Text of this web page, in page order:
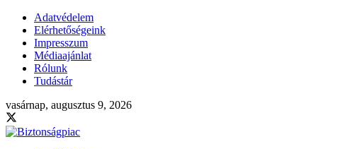
Adatvédelem
Elérhetőségeink
Impresszum
Médiaajánlat
Rólunk
Tudástár
vasárnap, augusztus 9, 2026